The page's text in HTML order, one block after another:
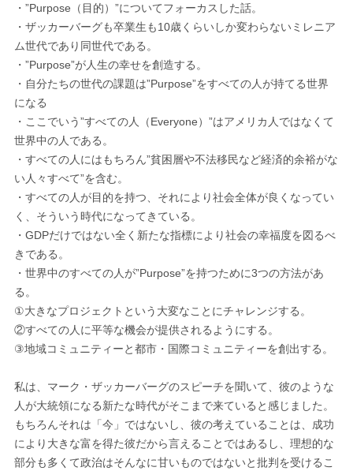
・”Purpose（目的）”についてフォーカスした話。
・ザッカーバーグも卒業生も10歳くらいしか変わらないミレニア
ム世代であり同世代である。
・”Purpose”が人生の幸せを創造する。
・自分たちの世代の課題は”Purpose”をすべての人が持てる世界
になる
・ここでいう”すべての人（Everyone）”はアメリカ人ではなくて
世界中の人である。
・すべての人にはもちろん”貧困層や不法移民など経済的余裕がな
い人々すべて”を含む。
・すべての人が目的を持つ、それにより社会全体が良くなってい
く、そういう時代になってきている。
・GDPだけではない全く新たな指標により社会の幸福度を図るべ
きである。
・世界中のすべての人が”Purpose”を持つために3つの方法があ
る。
①大きなプロジェクトという大変なことにチャレンジする。
②すべての人に平等な機会が提供されるようにする。
③地域コミュニティーと都市・国際コミュニティーを創出する。
私は、マーク・ザッカーバーグのスピーチを聞いて、彼のような
人が大統領になる新たな時代がそこまで来ていると感じました。
もちろんそれは「今」ではないし、彼の考えていることは、成功
により大きな富を得た彼だから言えることではあるし、理想的な
部分も多くて政治はそんなに甘いものではないと批判を受けるこ